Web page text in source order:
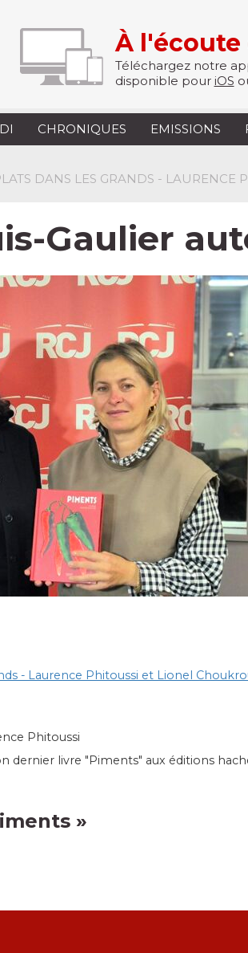
À l'écoute
Téléchargez notre
disponible pour iOS
CHRONIQUES EMISSIONS
DANS LES GRANDS -
Gaulier
- Laurence Phitoussi et Lionel
Phitoussi
dernier livre "Piments" aux éditions
»